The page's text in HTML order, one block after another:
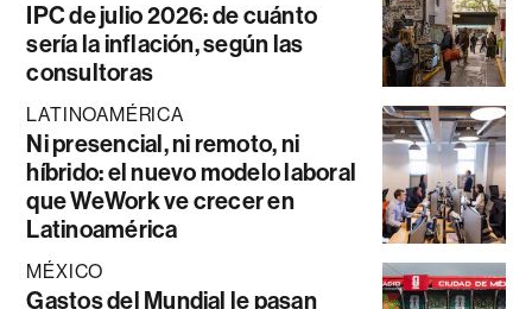
IPC de julio 2026: de cuánto
sería la inflación, según las
consultoras
LATINOAMÉRICA
Ni presencial, ni remoto, ni
híbrido: el nuevo modelo laboral
que WeWork ve crecer en
Latinoamérica
MÉXICO
Gastos del Mundial le pasan